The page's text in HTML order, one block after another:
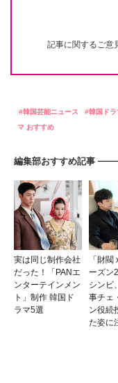
記事に関するご意
韓国芸能ニュース 韓国ドラ
マ おすすめ
編集部おすすめ記事
実は同じ制作会社
だった！「PANエ
ンターテインメン
ト」制作 韓国ド
ラマ5選
「財閥
ーズン
シンビ
事チェ
ン役続
た姿に